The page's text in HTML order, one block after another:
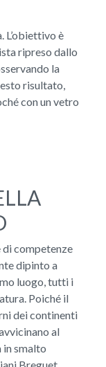
L’obiettivo è
ripreso dallo
la
risultato,
con un vetro
di competenze
dipinto a
luogo, tutti i
Poiché il
dei continenti
al
smalto